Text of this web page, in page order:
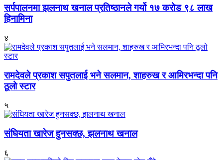
सर्पपालनमा झलनाथ खनाल प्रतिष्ठानले गर्यो १७ करोड ९८ लाख
हिनामिना
४
रामदेवले प्रकाश सपुतलाई भने सलमान, शाहरुख र आमिरभन्दा पनि
ठूलो स्टार
५
संघियता खारेज हुनसक्छ, झलनाथ खनाल
६